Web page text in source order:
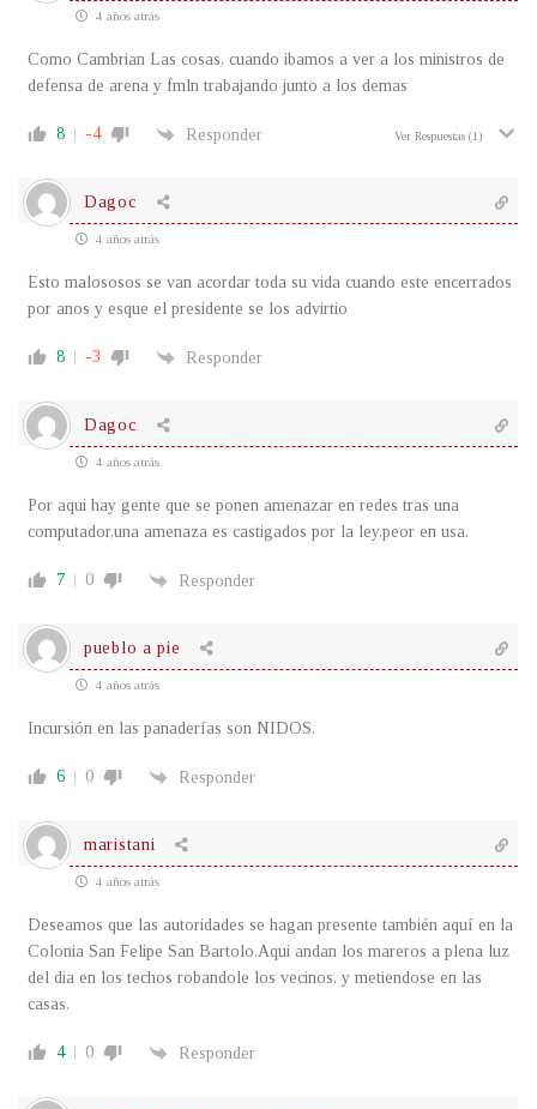
4 años atrás
Como Cambrian Las cosas, cuando ibamos a ver a los ministros de
defensa de arena y fmln trabajando junto a los demas
8 -4 Responder Ver Respuestas (1)
Dagoc
4 años atrás
Esto malososos se van acordar toda su vida cuando este encerrados
por anos y esque el presidente se los advirtio
8 -3 Responder
Dagoc
4 años atrás
Por aqui hay gente que se ponen amenazar en redes tras una
computador,una amenaza es castigados por la ley,peor en usa.
7 0 Responder
pueblo a pie
4 años atrás
Incursión en las panaderías son NIDOS.
6 0 Responder
maristani
4 años atrás
Deseamos que las autoridades se hagan presente también aquí en la
Colonia San Felipe San Bartolo.Aqui andan los mareros a plena luz
del dia en los techos robandole los vecinos, y metiendose en las
casas.
4 0 Responder